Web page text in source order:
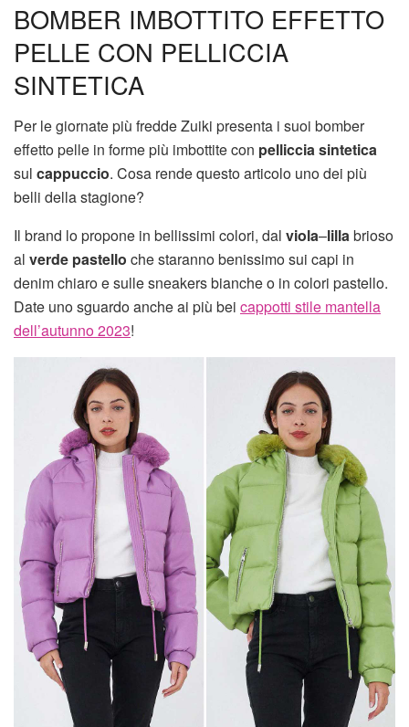
BOMBER IMBOTTITO EFFETTO
PELLE CON PELLICCIA
SINTETICA
Per le giornate più fredde Zuiki presenta i suoi bomber
effetto pelle in forme più imbottite con pelliccia sintetica
sul cappuccio. Cosa rende questo articolo uno dei più
belli della stagione?
Il brand lo propone in bellissimi colori, dal viola–lillabrioso
al verde pastello che staranno benissimo sui capi in
denim chiaro e sulle sneakers bianche o in colori pastello.
Date uno sguardo anche ai più bei cappotti stile mantella
dell’autunno 2023!